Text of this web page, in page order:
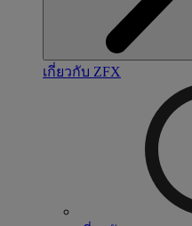
เกี่ยวกับ ZFX